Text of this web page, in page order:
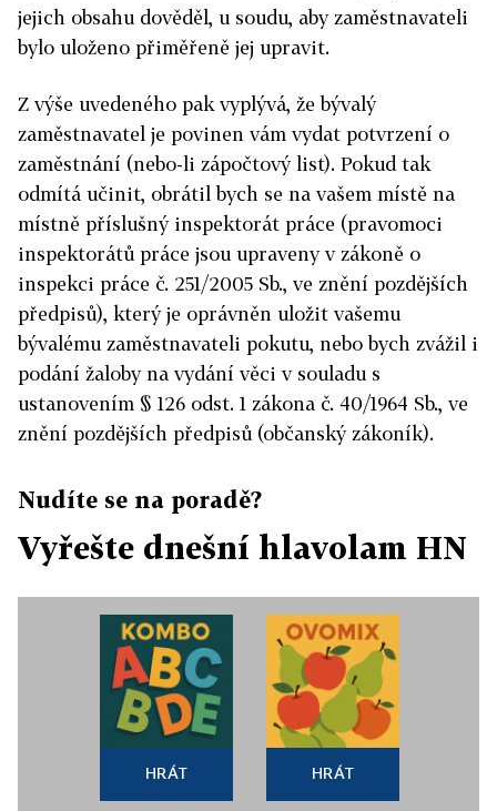
jejich obsahu dověděl, u soudu, aby zaměstnavateli
bylo uloženo přiměřeně jej upravit.
Z výše uvedeného pak vyplývá, že bývalý
zaměstnavatel je povinen vám vydat potvrzení o
zaměstnání (nebo-li zápočtový list). Pokud tak
odmítá učinit, obrátil bych se na vašem místě na
místně příslušný inspektorát práce (pravomoci
inspektorátů práce jsou upraveny v zákoně o
inspekci práce č. 251/2005 Sb., ve znění pozdějších
předpisů), který je oprávněn uložit vašemu
bývalému zaměstnavateli pokutu, nebo bych zvážil i
podání žaloby na vydání věci v souladu s
ustanovením § 126 odst. 1 zákona č. 40/1964 Sb., ve
znění pozdějších předpisů (občanský zákoník).
Nudíte se na poradě?
Vyřešte dnešní hlavolam HN
HRÁT HRÁT